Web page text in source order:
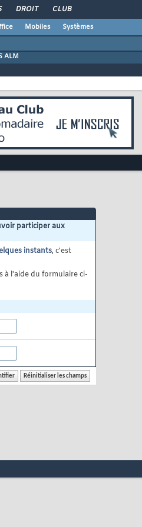
DROIT CLUB
Mobiles
Systèmes
ALM
participer aux
instants, c'est
à l'aide du formulaire ci-